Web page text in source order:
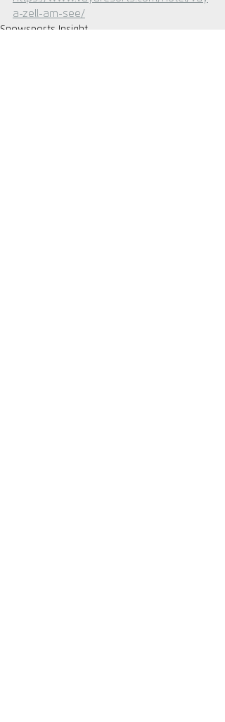
a-zell-am-see/
Snowsports Insight